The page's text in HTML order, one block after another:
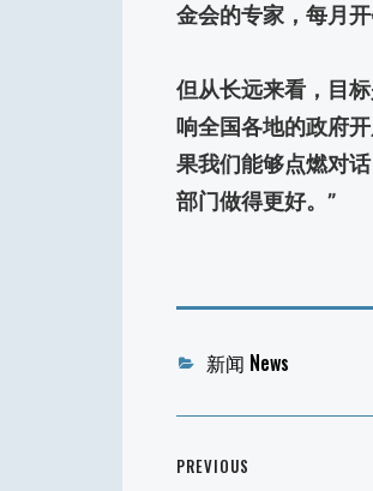
金会的专家，每月开
但从长远来看，目
响全国各地的政府
果我们能够点燃对
部门做得更好。”
Categories
新闻 News
PREVIOUS